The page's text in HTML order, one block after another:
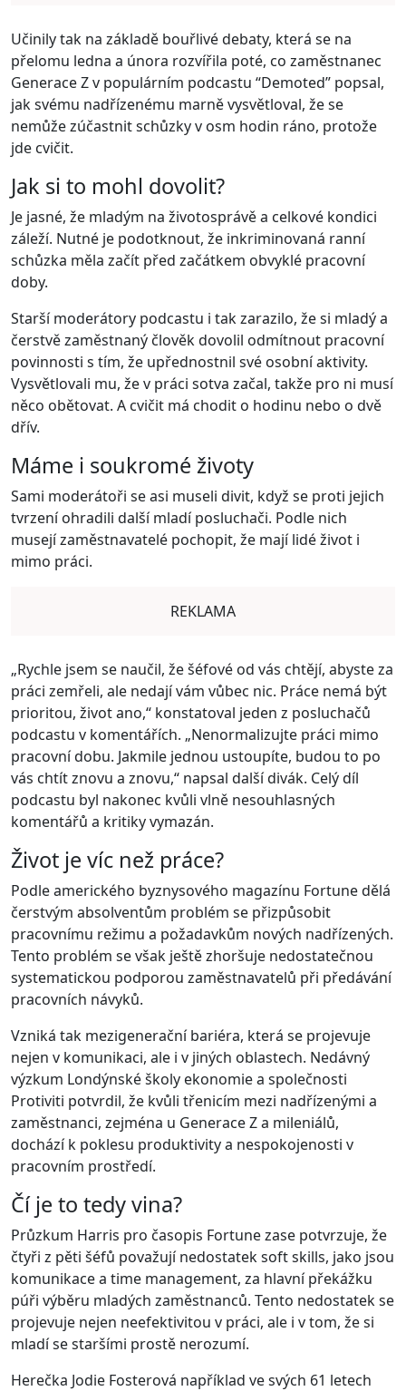
Učinily tak na základě bouřlivé debaty, která se na
přelomu ledna a února rozvířila poté, co zaměstnanec
Generace Z v populárním podcastu “Demoted” popsal,
jak svému nadřízenému marně vysvětloval, že se
nemůže zúčastnit schůzky v osm hodin ráno, protože
jde cvičit.
Jak si to mohl dovolit?
Je jasné, že mladým na životosprávě a celkové kondici
záleží. Nutné je podotknout, že inkriminovaná ranní
schůzka měla začít před začátkem obvyklé pracovní
doby.
Starší moderátory podcastu i tak zarazilo, že si mladý a
čerstvě zaměstnaný člověk dovolil odmítnout pracovní
povinnosti s tím, že upřednostnil své osobní aktivity.
Vysvětlovali mu, že v práci sotva začal, takže pro ni musí
něco obětovat. A cvičit má chodit o hodinu nebo o dvě
dřív.
Máme i soukromé životy
Sami moderátoři se asi museli divit, když se proti jejich
tvrzení ohradili další mladí posluchači. Podle nich
musejí zaměstnavatelé pochopit, že mají lidé život i
mimo práci.
REKLAMA
„Rychle jsem se naučil, že šéfové od vás chtějí, abyste za
práci zemřeli, ale nedají vám vůbec nic. Práce nemá být
prioritou, život ano,“ konstatoval jeden z posluchačů
podcastu v komentářích. „Nenormalizujte práci mimo
pracovní dobu. Jakmile jednou ustoupíte, budou to po
vás chtít znovu a znovu,“ napsal další divák. Celý díl
podcastu byl nakonec kvůli vlně nesouhlasných
komentářů a kritiky vymazán.
Život je víc než práce?
Podle amerického byznysového magazínu Fortune dělá
čerstvým absolventům problém se přizpůsobit
pracovnímu režimu a požadavkům nových nadřízených.
Tento problém se však ještě zhoršuje nedostatečnou
systematickou podporou zaměstnavatelů při předávání
pracovních návyků.
Vzniká tak mezigenerační bariéra, která se projevuje
nejen v komunikaci, ale i v jiných oblastech. Nedávný
výzkum Londýnské školy ekonomie a společnosti
Protiviti potvrdil, že kvůli třenicím mezi nadřízenými a
zaměstnanci, zejména u Generace Z a mileniálů,
dochází k poklesu produktivity a nespokojenosti v
pracovním prostředí.
Čí je to tedy vina?
Průzkum Harris pro časopis Fortune zase potvrzuje, že
čtyři z pěti šéfů považují nedostatek soft skills, jako jsou
komunikace a time management, za hlavní překážku
púři výběru mladých zaměstnanců. Tento nedostatek se
projevuje nejen neefektivitou v práci, ale i v tom, že si
mladí se staršími prostě nerozumí.
Herečka Jodie Fosterová například ve svých 61 letech